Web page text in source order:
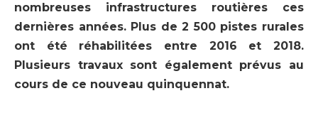
nombreuses infrastructures routières ces
dernières années. Plus de 2 500 pistes rurales
ont été réhabilitées entre 2016 et 2018.
Plusieurs travaux sont également prévus au
cours de ce nouveau quinquennat.